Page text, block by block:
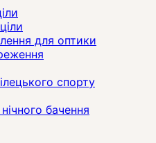
для оптики
спорту
бачення